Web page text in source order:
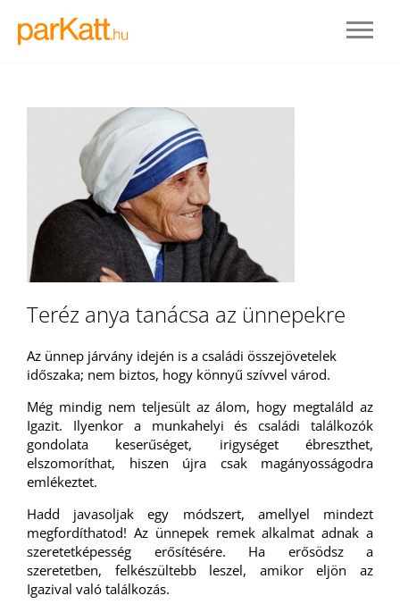
BELÉPÉS
REGISZTRÁLOK
Teréz anya tanácsa az ünnepekre
Az ünnep járvány idején is a családi összejövetelek
időszaka; nem biztos, hogy könnyű szívvel várod.
Még mindig nem teljesült az álom, hogy megtaláld az
Igazit. Ilyenkor a munkahelyi és családi találkozók
gondolata keserűséget, irigységet ébreszthet,
elszomoríthat, hiszen újra csak magányosságodra
emlékeztet.
Hadd javasoljak egy módszert, amellyel mindezt
megfordíthatod! Az ünnepek remek alkalmat adnak a
szeretetképesség erősítésére. Ha erősödsz a
szeretetben, felkészültebb leszel, amikor eljön az
Igazival való találkozás.